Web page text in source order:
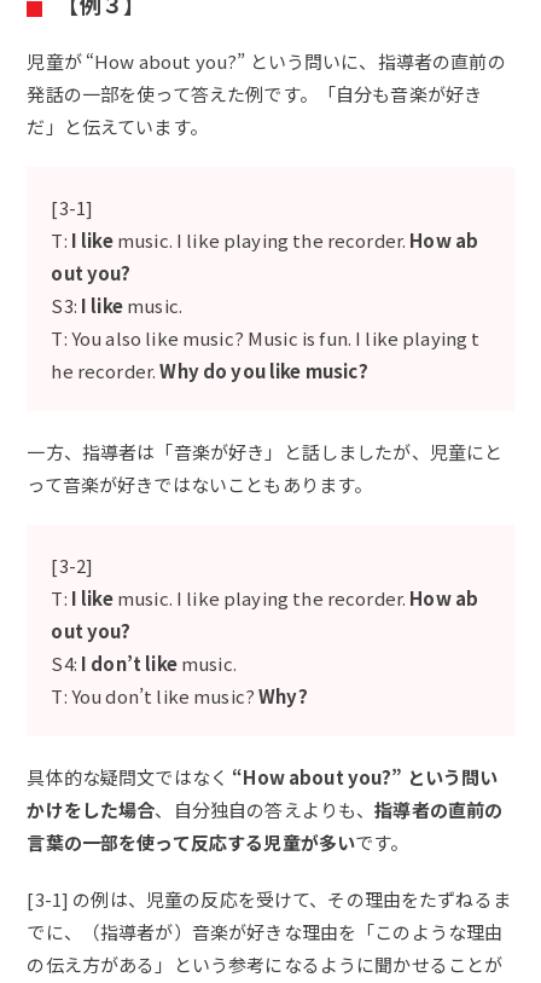
児童が “How about you?” という問いに、指導者の直前の
発話の一部を使って答えた例です。「自分も音楽が好き
だ」と伝えています。
[3-1]
T: I likemusic. I like playing the recorder. How ab
out you?
S3: I likemusic.
T: You also like music? Music is fun. I like playing t
he recorder.Why do you like music?
一方、指導者は「音楽が好き」と話しましたが、児童にと
って音楽が好きではないこともあります。
[3-2]
T: I likemusic. I like playing the recorder. How ab
out you?
S4: I don’t likemusic.
T: You don’t like music?Why?
具体的な疑問文ではなく “How about you?” という問い
かけをした場合、自分独自の答えよりも、指導者の直前の
言葉の一部を使って反応する児童が多いです。
[3-1] の例は、児童の反応を受けて、その理由をたずねるま
でに、（指導者が）音楽が好きな理由を「このような理由
の伝え方がある」という参考になるように聞かせることが